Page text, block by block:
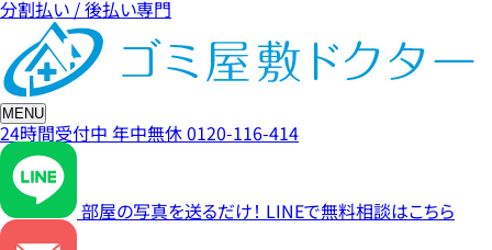
分割払い / 後払い専門
MENU
24時間受付中 年中無休0120-116-414
部屋の写真を送るだけ！ LINEで無料相談はこちら